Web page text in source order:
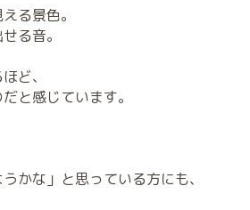
る景色。
る音。
ど、
と感じています。
かな」と思っている方にも、